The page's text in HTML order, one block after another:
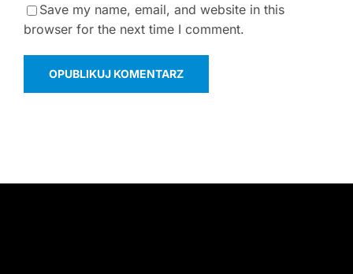
Save my name, email, and website in this
browser for the next time I comment.